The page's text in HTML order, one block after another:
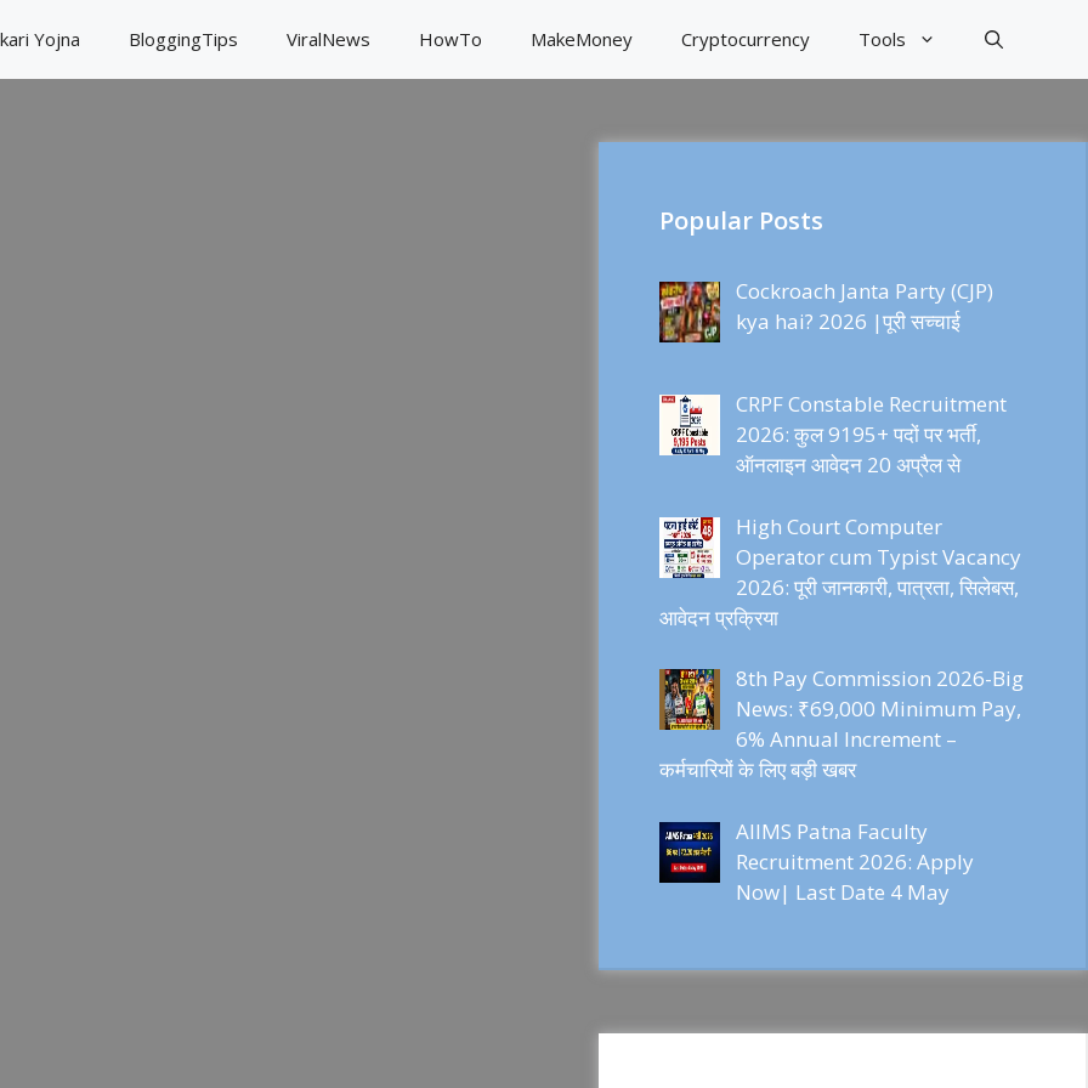
Yojna BloggingTips ViralNews HowTo MakeMoney Cryptocurrency Tools
Popular Posts
Cockroach Janta Party (CJP)
kya hai? 2026 |पूरी सच्चाई
CRPF Constable Recruitment
2026: कुल 9195+ पदों पर भर्ती,
ऑनलाइन आवेदन 20 अप्रैल से
High Court Computer
Operator cum Typist Vacancy
2026: पूरी जानकारी, पात्रता, सिलेबस,
आवेदन प्रक्रिया
8th Pay Commission 2026-Big
News: ₹69,000 Minimum Pay,
6% Annual Increment –
कर्मचारियों के लिए बड़ी खबर
AIIMS Patna Faculty
Recruitment 2026: Apply
Now| Last Date 4 May